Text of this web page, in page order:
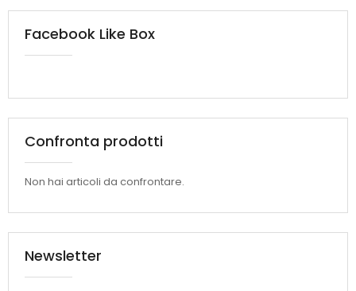
Facebook Like Box
Confronta prodotti
Non hai articoli da confrontare.
Newsletter